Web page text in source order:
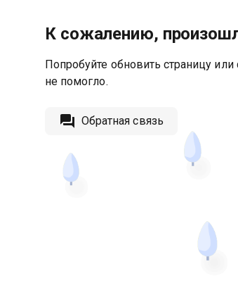
К сожалению,
Попробуйте обновить страницу
не помогло.
Обратная связь